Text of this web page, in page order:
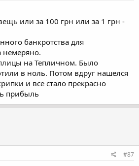
или за 100 грн или за 1 грн -
банкротства для
немеряно.
на Тепличном. Было
в ноль. Потом вдруг нашелся
и все стало прекрасно
прибыль
#87